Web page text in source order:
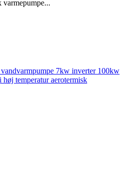
varmepumpe...
vandvarmpumpe 7kw inverter 100kw
høj temperaturaerotermisk